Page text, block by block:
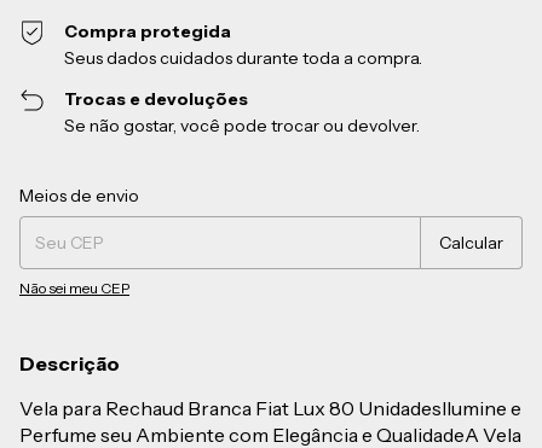
Compra protegida
Seus dados cuidados durante toda a compra.
Trocas e devoluções
Se não gostar, você pode trocar ou devolver.
Entregas para o CEP:
Meios de envio
Calcular
Não sei meu CEP
Descrição
Vela para Rechaud Branca Fiat Lux 80 UnidadesIlumine e
Perfume seu Ambiente com Elegância e QualidadeA Vela